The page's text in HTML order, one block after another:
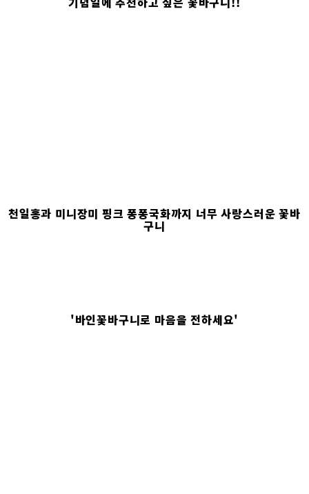
천일홍과 미니장미 핑크 퐁퐁국화까지 너무 사랑스러운 꽃바
구니
'바인꽃바구니로 마음을 전하세요'